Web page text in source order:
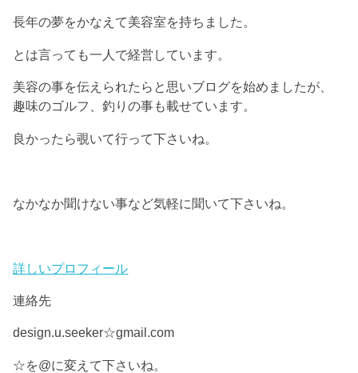
長年の夢をかなえて美容室を持ちました。
とは言っても一人で経営しています。
美容の事を伝えられたらと思いブログを始めましたが、
趣味のゴルフ、釣りの事も載せています。
良かったら覗いて行って下さいね。
なかなか聞けない事など気軽に聞いて下さいね。
詳しいプロフィール
連絡先
design.u.seeker☆gmail.com
☆を@に変えて下さいね。